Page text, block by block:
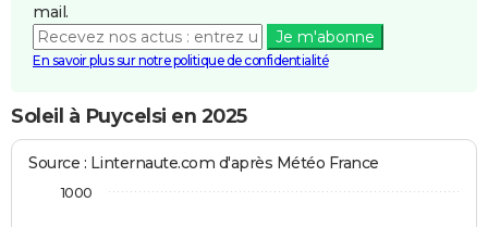
mail.
Je m'abonne
En savoir plus sur notre politique de confidentialité
Soleil à Puycelsi en 2025
Source : Linternaute.com d'après Météo France
1000